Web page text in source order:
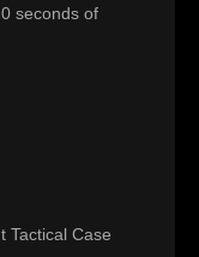
seconds of
Tactical Case